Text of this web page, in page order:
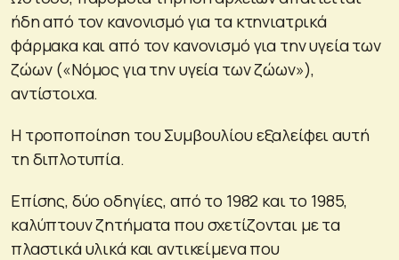
ήδη από τον κανονισμό για τα κτηνιατρικά
φάρμακα και από τον κανονισμό για την υγεία των
ζώων («Νόμος για την υγεία των ζώων»),
αντίστοιχα.
Η τροποποίηση του Συμβουλίου εξαλείφει αυτή
τη διπλοτυπία.
Επίσης, δύο οδηγίες, από το 1982 και το 1985,
καλύπτουν ζητήματα που σχετίζονται με τα
πλαστικά υλικά και αντικείμενα που